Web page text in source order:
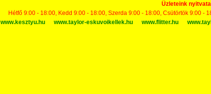
Üzleteink
Hétfő 9:00 - 18:00, Kedd 9:00 - 18:00, Szerda 9:00 - 18:00, Csütörtök 9:00 -
www.kesztyu.hu
www.taylor-eskuvoikellek.hu www.flitter.hu